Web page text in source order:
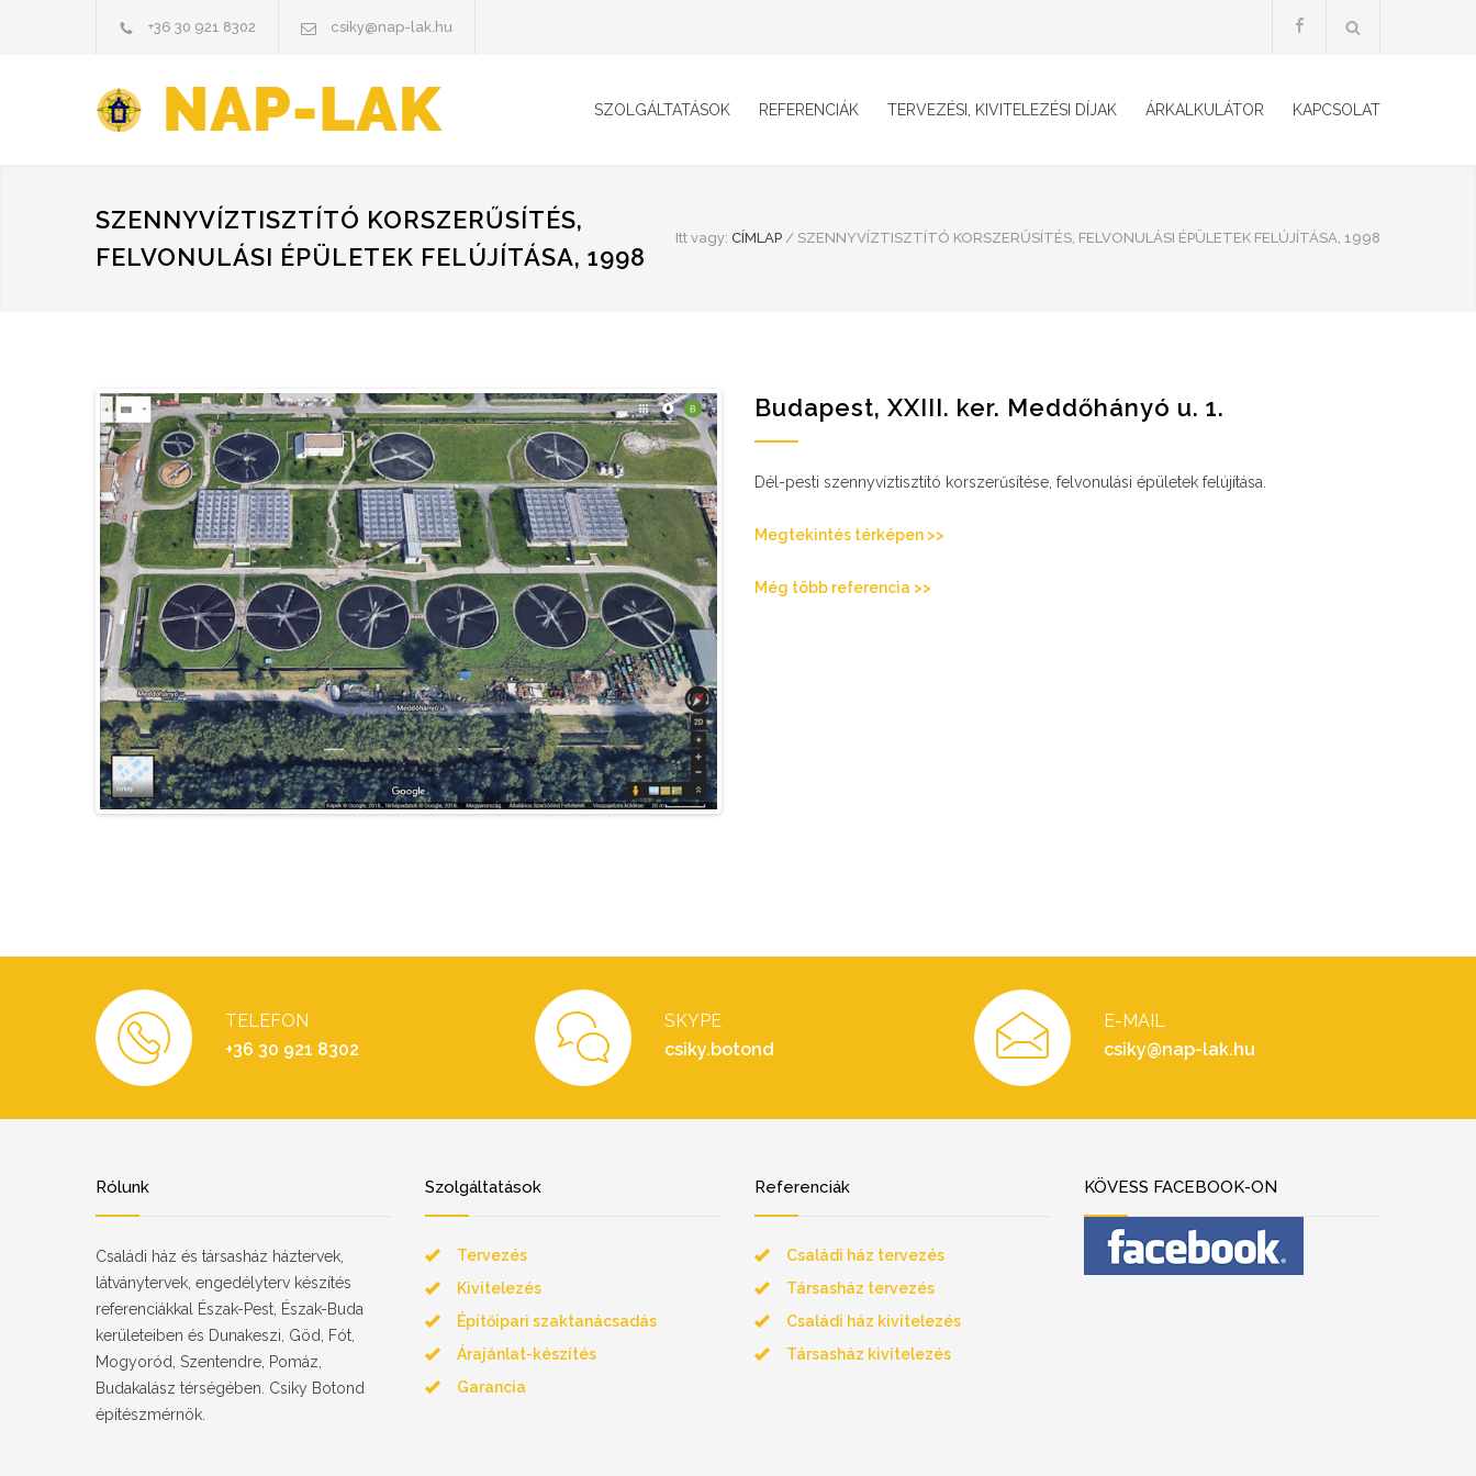
+36 30 921 8302 csiky@nap-lak.hu
SZOLGÁLTATÁSOK REFERENCIÁK TERVEZÉSI, KIVITELEZÉSI DÍJAK ÁRKALKULÁTOR KAPCSOLAT
SZENNYVÍZTISZTÍTÓ KORSZERŰSÍTÉS,
FELVONULÁSI ÉPÜLETEK FELÚJÍTÁSA, 1998
Itt vagy: CÍMLAP / SZENNYVÍZTISZTÍTÓ KORSZERŰSÍTÉS, FELVONULÁSI ÉPÜLETEK FELÚJÍTÁSA, 1998
Budapest, XXIII. ker. Meddőhányó u. 1.
Dél-pesti szennyvíztisztító korszerűsítése, felvonulási épületek felújítása.
Megtekintés térképen >>
Még több referencia >>
TELEFON
+36 30 921 8302
SKYPE
csiky.botond
E-MAIL
csiky@nap-lak.hu
Rólunk
Családi ház és társasház háztervek,
látványtervek, engedélyterv készítés
referenciákkal Észak-Pest, Észak-Buda
kerületeiben és Dunakeszi, Göd, Fót,
Mogyoród, Szentendre, Pomáz,
Budakalász térségében. Csiky Botond
építészmérnök.
Szolgáltatások
Tervezés
Kivitelezés
Építőipari szaktanácsadás
Árajánlat-készítés
Garancia
Referenciák
Családi ház tervezés
Társasház tervezés
Családi ház kivitelezés
Társasház kivitelezés
KÖVESS FACEBOOK-ON